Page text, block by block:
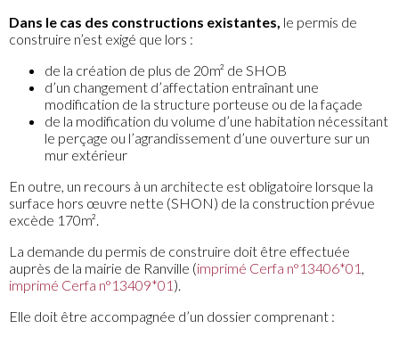
Dans le cas des constructions existantes, le permis de
construire n’est exigé que lors :
de la création de plus de 20m² de SHOB
d’un changement d’affectation entraînant une
modification de la structure porteuse ou de la façade
de la modification du volume d’une habitation nécessitant
le perçage ou l’agrandissement d’une ouverture sur un
mur extérieur
En outre, un recours à un architecte est obligatoire lorsque la
surface hors œuvre nette (SHON) de la construction prévue
excède 170m².
La demande du permis de construire doit être effectuée
auprès de la mairie de Ranville (imprimé Cerfa n°13406*01 ,
imprimé Cerfa n°13409*01 ).
Elle doit être accompagnée d’un dossier comprenant :